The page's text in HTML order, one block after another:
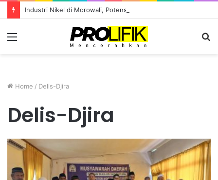
Home / Delis-Djira
Delis-Djira